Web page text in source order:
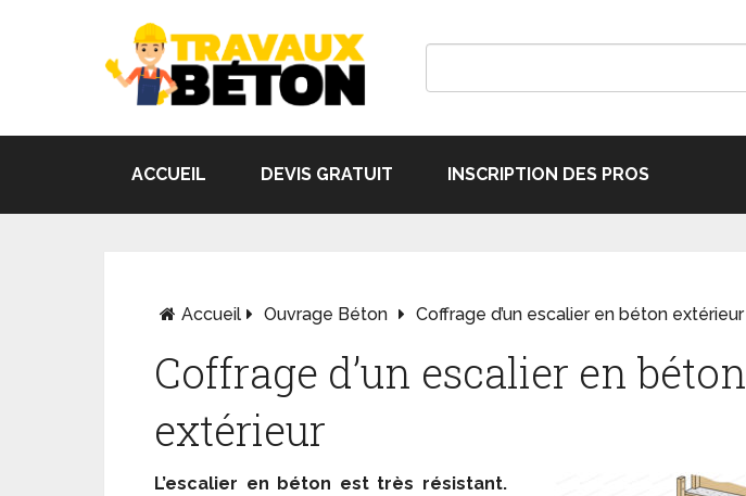
ACCUEIL DEVIS GRATUIT INSCRIPTION DES PROS
Accueil Ouvrage Béton Coffrage d’un escalier en béton extérieur
Coffrage d’un escalier en béton
extérieur
L’escalier en béton est très résistant.